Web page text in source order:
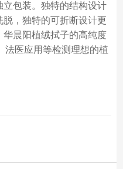
包装。独特的结构设计
，独特的可折断设计更
晨阳植绒拭子的高纯度
法医应用等检测理想的植